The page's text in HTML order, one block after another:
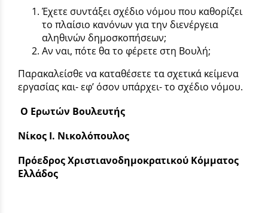
Έχετε συντάξει σχέδιο νόμου που καθορίζει
το πλαίσιο κανόνων για την διενέργεια
αληθινών δημοσκοπήσεων;
Αν ναι, πότε θα το φέρετε στη Βουλή;
Παρακαλείσθε να καταθέσετε τα σχετικά κείμενα
εργασίας και- εφ’ όσον υπάρχει- το σχέδιο νόμου.
Ο Ερωτών Βουλευτής
Νίκος Ι. Νικολόπουλος
Πρόεδρος Χριστιανοδημοκρατικού Κόμματος
Ελλάδος